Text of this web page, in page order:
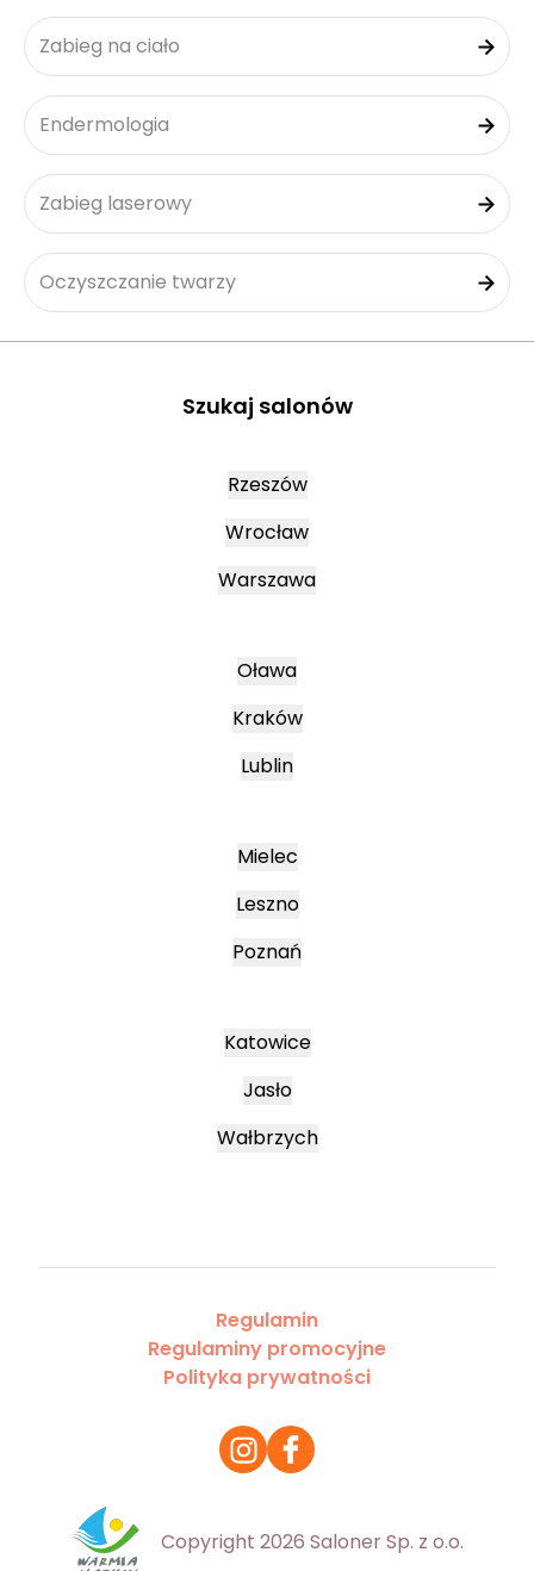
Zabieg na ciało
Endermologia
Zabieg laserowy
Oczyszczanie twarzy
Szukaj salonów
Rzeszów
Wrocław
Warszawa
Oława
Kraków
Lublin
Mielec
Leszno
Poznań
Katowice
Jasło
Wałbrzych
Regulamin
Regulaminy promocyjne
Polityka prywatności
Copyright 2026 Saloner Sp. z o.o.